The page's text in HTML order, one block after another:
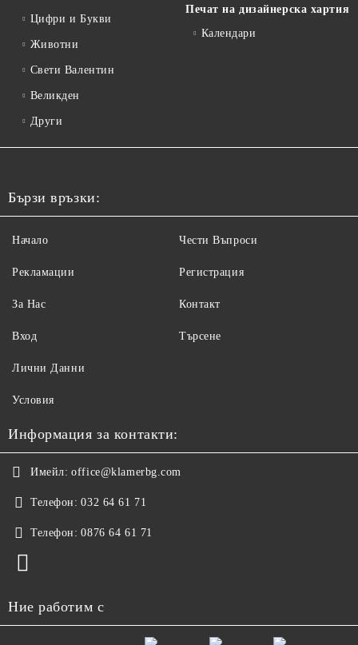
Цифри и Букви
Животни
Свети Валентин
Великден
Други
Печат на дизайнерска хартия
Календари
Бързи връзки:
Начало
Рекламации
За Нас
Вход
Чести Въпроси
Регистрация
Контакт
Търсене
Лични Данни
Условия
Информация за контакти:
Имейл: office@klamerbg.com
Телефон: 032 64 61 71
Телефон: 0876 64 61 71
Ние работим с